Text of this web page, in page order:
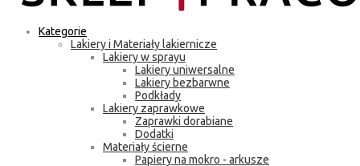
Kategorie
Lakiery i Materiały lakiernicze
Lakiery w sprayu
Lakiery uniwersalne
Lakiery bezbarwne
Podkłady
Lakiery zaprawkowe
Zaprawki dorabiane
Dodatki
Materiały ścierne
Papiery na mokro - arkusze